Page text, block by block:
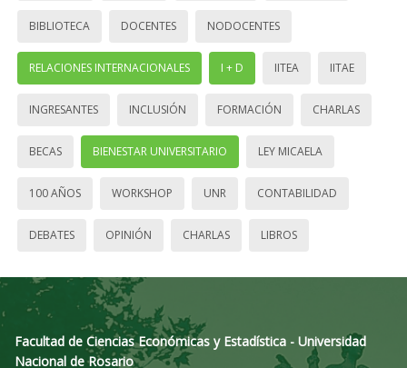
BIBLIOTECA DOCENTES NODOCENTES
RELACIONES INTERNACIONALES I + D IITEA IITAE
INGRESANTES INCLUSIÓN FORMACIÓN CHARLAS
BECAS BIENESTAR UNIVERSITARIO LEY MICAELA
100 AÑOS WORKSHOP UNR CONTABILIDAD
DEBATES OPINIÓN CHARLAS LIBROS
Facultad de Ciencias Económicas y Estadística - Universidad
Nacional de Rosario